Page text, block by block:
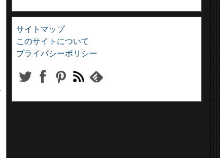
サイトマップ
このサイトについて
プライバシーポリシー